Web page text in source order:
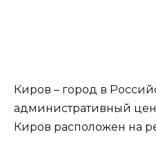
Киров – город в
административный
Киров расположен на